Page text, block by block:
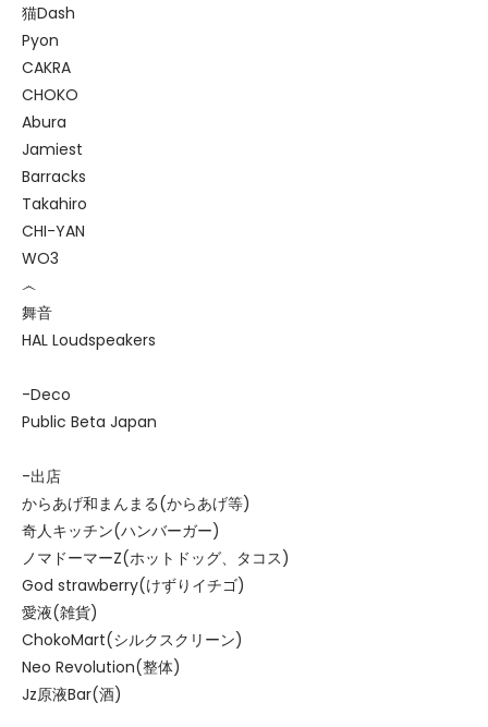
猫Dash
Pyon
CAKRA
CHOKO
Abura
Jamiest
Barracks
Takahiro
CHI-YAN
WO3
෴
舞音
HAL Loudspeakers
-Deco
Public Beta Japan
-出店
からあげ和まんまる(からあげ等)
奇人キッチン(ハンバーガー)
ノマドーマーZ(ホットドッグ、タコス)
God strawberry(けずりイチゴ)
愛液(雑貨)
ChokoMart(シルクスクリーン)
Neo Revolution(整体)
Jz原液Bar(酒)